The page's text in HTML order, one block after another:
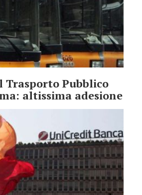
Trasporto Pubblico
altissima adesione